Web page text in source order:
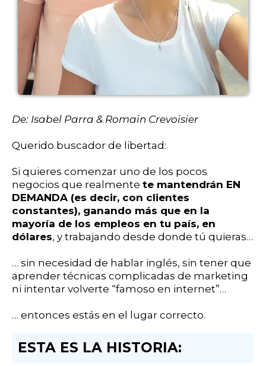
De: Isabel Parra & Romain Crevoisier
Querido buscador de libertad:
Si quieres comenzar uno de los pocos
negocios que realmente te mantendrán EN
DEMANDA (es decir, con clientes
constantes), ganando más que en la
mayoría de los empleos en tu país, en
dólares, y trabajando desde donde tú quieras…
… sin necesidad de hablar inglés, sin tener que
aprender técnicas complicadas de marketing
ni intentar volverte “famoso en internet”…
… entonces estás en el lugar correcto.
ESTA ES LA HISTORIA: